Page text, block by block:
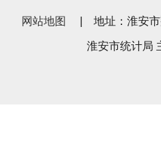
网站地图 | 地址：淮安市
淮安市统计